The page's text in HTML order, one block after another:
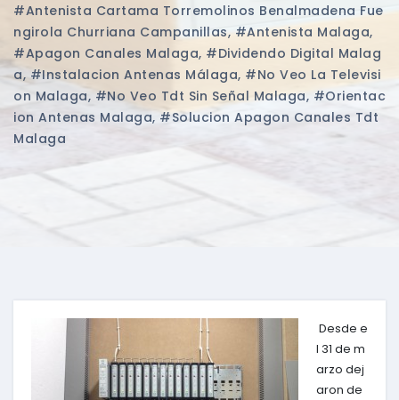
#antenista Cartama Torremolinos Benalmadena Fue
Ngirola Churriana Campanillas,#antenista Malaga,
#apagon Canales Malaga, #dividendo Digital Malag
A,#instalacion Antenas Málaga, #no Veo La Televisi
On Malaga, #no Veo Tdt Sin Señal Malaga, #orientac
Ion Antenas Malaga,#solucion Apagon Canales Tdt
Malaga
Desde e
l 31 de m
arzo dej
aron de